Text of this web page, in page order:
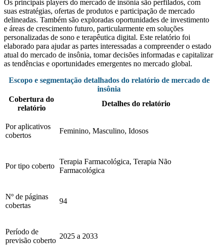
Os principais players do mercado de insônia são perfilados, com
suas estratégias, ofertas de produtos e participação de mercado
delineadas. Também são exploradas oportunidades de investimento
e áreas de crescimento futuro, particularmente em soluções
personalizadas de sono e terapêutica digital. Este relatório foi
elaborado para ajudar as partes interessadas a compreender o estado
atual do mercado de insônia, tomar decisões informadas e capitalizar
as tendências e oportunidades emergentes no mercado global.
Escopo e segmentação detalhados do relatório de mercado de
insônia
Cobertura do
relatório
Detalhes do relatório
Por aplicativos
cobertos
Feminino, Masculino, Idosos
Por tipo coberto
Terapia Farmacológica, Terapia Não
Farmacológica
Nº de páginas
cobertas
94
Período de
previsão coberto
2025 a 2033